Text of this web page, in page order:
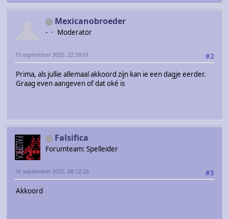
Mexicanobroeder
- Moderator
#2
15 september 2025, 22:58:01
Prima, als jullie allemaal akkoord zijn kan ie een dagje eerder.
Graag even aangeven of dat oké is
Falsifica
Forumteam: Spelleider
#3
16 september 2025, 08:12:26
Akkoord